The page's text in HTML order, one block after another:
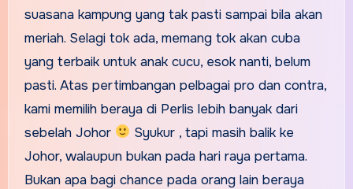
suasana kampung yang tak pasti sampai bila akan
meriah. Selagi tok ada, memang tok akan cuba
yang terbaik untuk anak cucu, esok nanti, belum
pasti. Atas pertimbangan pelbagai pro dan contra,
kami memilih beraya di Perlis lebih banyak dari
sebelah Johor
Syukur , tapi masih balik ke
Johor, walaupun bukan pada hari raya pertama.
Bukan apa bagi chance pada orang lain beraya